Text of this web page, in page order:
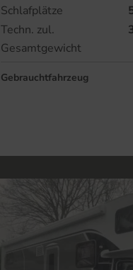
Schlafplätze
Techn. zul.
Gesamtgewicht
Gebrauchtfahrzeug